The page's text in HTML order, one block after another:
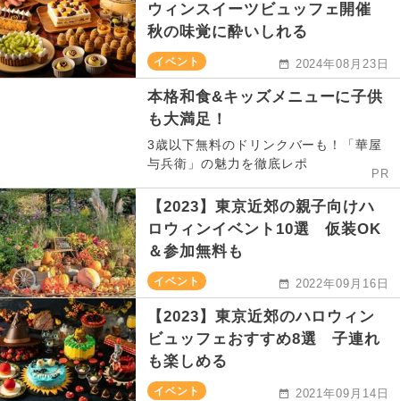
ウィンスイーツビュッフェ開催
秋の味覚に酔いしれる
イベント 2024年08月23日
本格和食&キッズメニューに子供
も大満足！
3歳以下無料のドリンクバーも！「華屋
与兵衛」の魅力を徹底レポ
PR
【2023】東京近郊の親子向けハ
ロウィンイベント10選 仮装OK
＆参加無料も
イベント 2022年09月16日
【2023】東京近郊のハロウィン
ビュッフェおすすめ8選 子連れ
も楽しめる
イベント 2021年09月14日